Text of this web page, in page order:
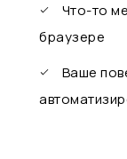
Что-то
браузере
Ваше